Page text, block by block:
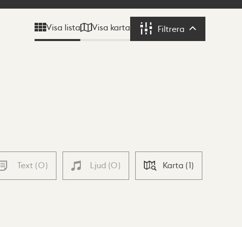
Visa lista Visa karta Filtrera Filtrera
Text (0) Ljud (0) Karta (1)